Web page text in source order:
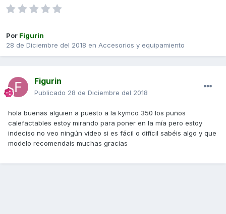
Por Figurin
28 de Diciembre del 2018 en Accesorios y equipamiento
Figurin
Publicado 28 de Diciembre del 2018
hola buenas alguien a puesto a la kymco 350 los puños
calefactables estoy mirando para poner en la mía pero estoy
indeciso no veo ningún video si es fácil o difícil sabéis algo y que
modelo recomendais muchas gracias